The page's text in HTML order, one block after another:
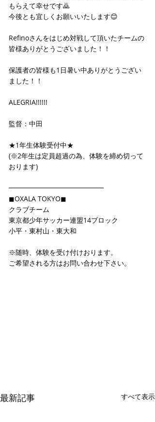
もらえて幸せです🙇
今後とも宜しくお願いいたします😊
Refinoさんをはじめ対戦して頂いたチームの
皆様ありがとうございました！！
保護者の皆様も1日暑い中ありがとうござい
ました！！
ALEGRIA!!!!!!
監督：中田
★1年生体験受付中★
(※2年生は定員超過の為、体験を締め切って
おります)
━━━━━━━━━━━━━━
◼OXALA TOKYO◼
クラブチーム
東京都少年サッカー連盟14ブロック
小平・東村山・東大和
※随時、体験を受け付けおります。
ご希望される方はお問い合わせ下さい。
最新記事 すべて表示